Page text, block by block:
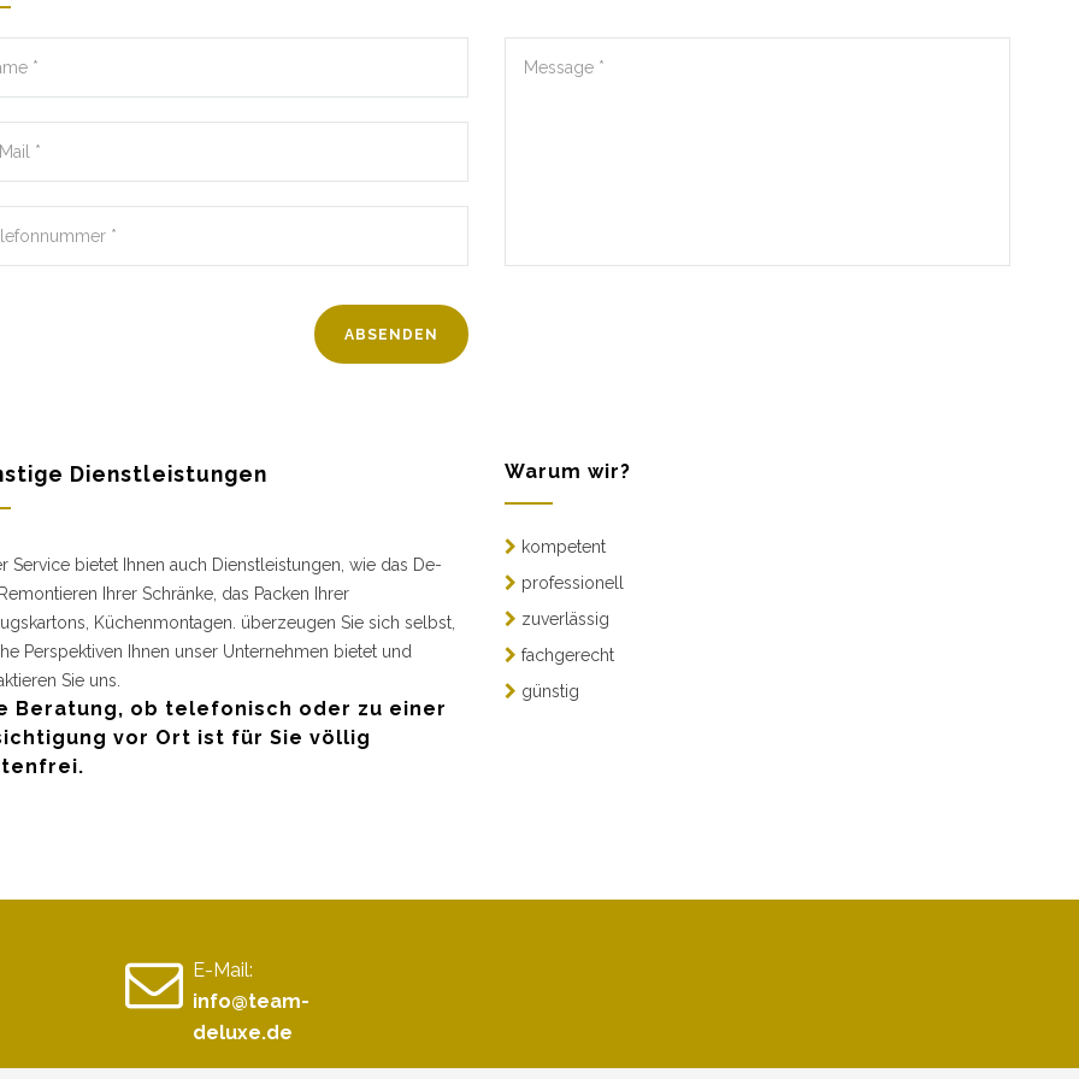
Dienstleistungen
Service bietet Ihnen auch Dienstleistungen, wie das De-
Ihrer Schränke, das Packen Ihrer
Küchenmontagen. überzeugen Sie sich selbst,
Perspektiven Ihnen unser Unternehmen bietet und
Sie uns.
Beratung, ob telefonisch oder zu einer
vor Ort ist für Sie völlig
Warum wir?
kompetent
professionell
zuverlässig
fachgerecht
günstig
E-Mail:
info@team-
deluxe.de